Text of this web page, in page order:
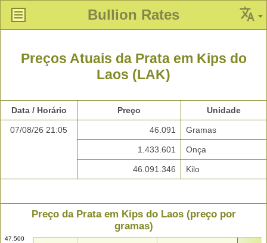
Bullion Rates
Preços Atuais da Prata em Kips do
Laos (LAK)
Data / Horário Preço Unidade
07/08/26 21:05 46.091 Gramas
1.433.601 Onça
46.091.346 Kilo
Preço da Prata em Kips do Laos (preço por
gramas)
47.500